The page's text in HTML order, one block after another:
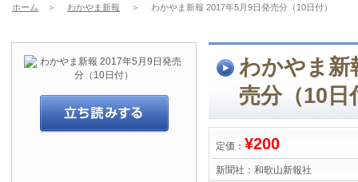
ホーム ＞ わかやま新報 ＞ わかやま新報 2017年5月9日発売分（10日付）
わかやま新
売分（10日
定価： ¥200
新聞社： 和歌山新報社